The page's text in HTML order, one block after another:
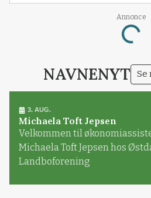
Annonce
Loading...
NAVNENYT Se
3. AUG.
Michaela Toft Jepsen
Velkommen til
Michaela Toft Jepsen hos
Landboforening